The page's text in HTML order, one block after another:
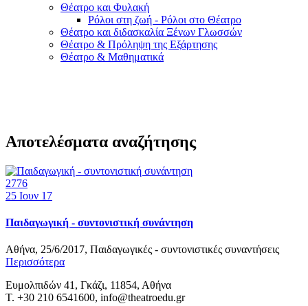
Θέατρο και Φυλακή
Ρόλοι στη ζωή - Ρόλοι στο Θέατρο
Θέατρο και διδασκαλία Ξένων Γλωσσών
Θέατρο & Πρόληψη της Εξάρτησης
Θέατρο & Μαθηματικά
Αποτελέσματα αναζήτησης
2776
25 Ιουν 17
Παιδαγωγική - συντονιστική συνάντηση
Αθήνα, 25/6/2017, Παιδαγωγικές - συντονιστικές συναντήσεις
Περισσότερα
Ευμολπιδών 41, Γκάζι, 11854, Αθήνα
T. +30 210 6541600, info@theatroedu.gr